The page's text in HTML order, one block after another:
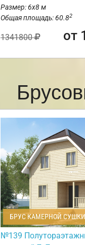
Размер: 6х8 м
Общая площадь: 60.82
1341800 от
БРУС КАМЕРНОЙ СУШКИ
№139